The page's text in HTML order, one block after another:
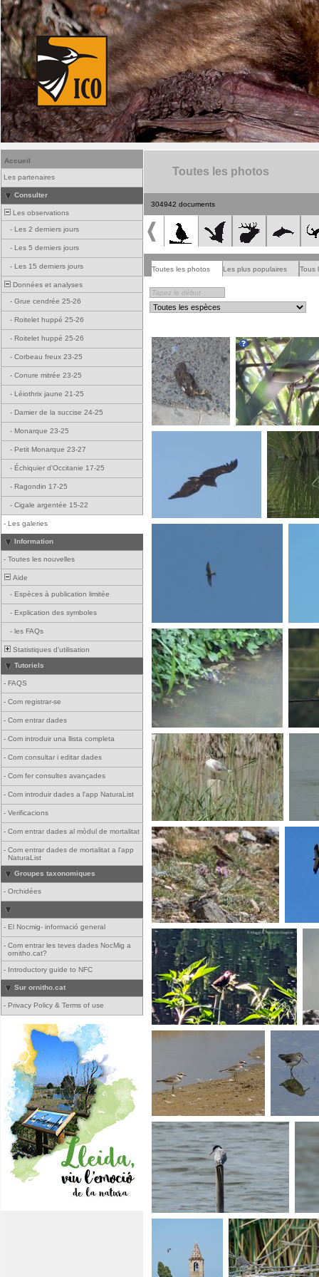
Accueil
Les partenaires
Consulter
Les observations
- Les 2 derniers jours
- Les 5 derniers jours
- Les 15 derniers jours
Données et analyses
- Grue cendrée 25-26
- Roitelet huppé 25-26
- Roitelet huppé 25-26
- Corbeau freux 23-25
- Conure mitrée 23-25
- Léiothrix jaune 21-25
- Damier de la succise 24-25
- Monarque 23-25
- Petit Monarque 23-27
- Échiquier d'Occitanie 17-25
- Ragondin 17-25
- Cigale argentée 15-22
- Les galeries
Information
- Toutes les nouvelles
Aide
- Espèces à publication limitée
- Explication des symboles
- les FAQs
Statistiques d'utilisation
Tutoriels
- FAQS
- Com registrar-se
- Com entrar dades
- Com introduir una llista completa
- Com consultar i editar dades
- Com fer consultes avançades
- Com introduir dades a l'app NaturaList
- Verificacions
- Com entrar dades al mòdul de mortalitat
- Com entrar dades de mortalitat a l'app
NaturaList
Groupes taxonomiques
- Orchidées
- El Nocmig- informació general
- Com entrar les teves dades NocMig a
ornitho.cat?
- Introductory guide to NFC
Sur ornitho.cat
- Privacy Policy & Terms of use
Toutes les photos
304942 documents
Toutes les photos Les plus populaires Tous